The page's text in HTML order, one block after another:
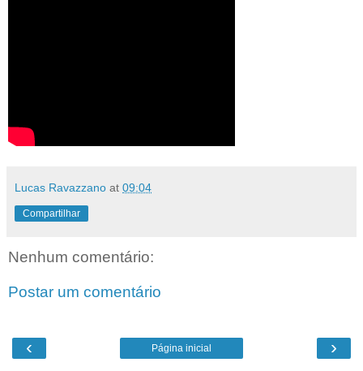
Lucas Ravazzano at 09:04
Compartilhar
Nenhum comentário:
Postar um comentário
‹ ›
Página inicial